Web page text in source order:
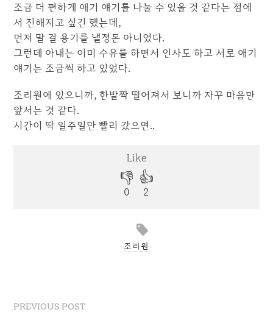
조금 더 편하게 애기 얘기를 나눌 수 있을 것 같다는 점에
서 친해지고 싶긴 했는데,
먼저 말 걸 용기를 낼정돈 아니었다.
그런데 아내는 이미 수유를 하면서 인사도 하고 서로 애기
얘기는 조금씩 하고 있었다.
조리원에 있으니까, 한발짝 떨어져서 보니까 자꾸 마음만
앞서는 것 같다.
시간이 딱 일주일만 빨리 갔으면..
조리원
PREVIOUS POST